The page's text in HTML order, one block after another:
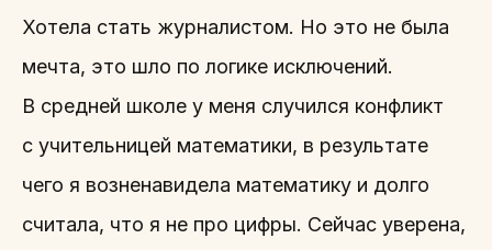
Хотела стать журналистом. Но это не была
мечта, это шло по логике исключений.
В средней школе у меня случился конфликт
с учительницей математики, в результате
чего я возненавидела математику и долго
считала, что я не про цифры. Сейчас уверена,